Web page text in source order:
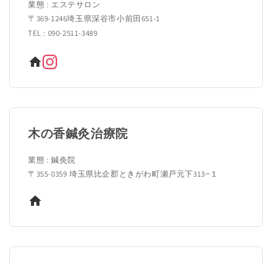
業態 : エステサロン
〒369-1246埼玉県深谷市小前田651-1
TEL : 090-2511-3489
木の香鍼灸治療院
業態 : 鍼灸院
〒355-0359 埼玉県比企郡ときがわ町瀬戸元下313−１